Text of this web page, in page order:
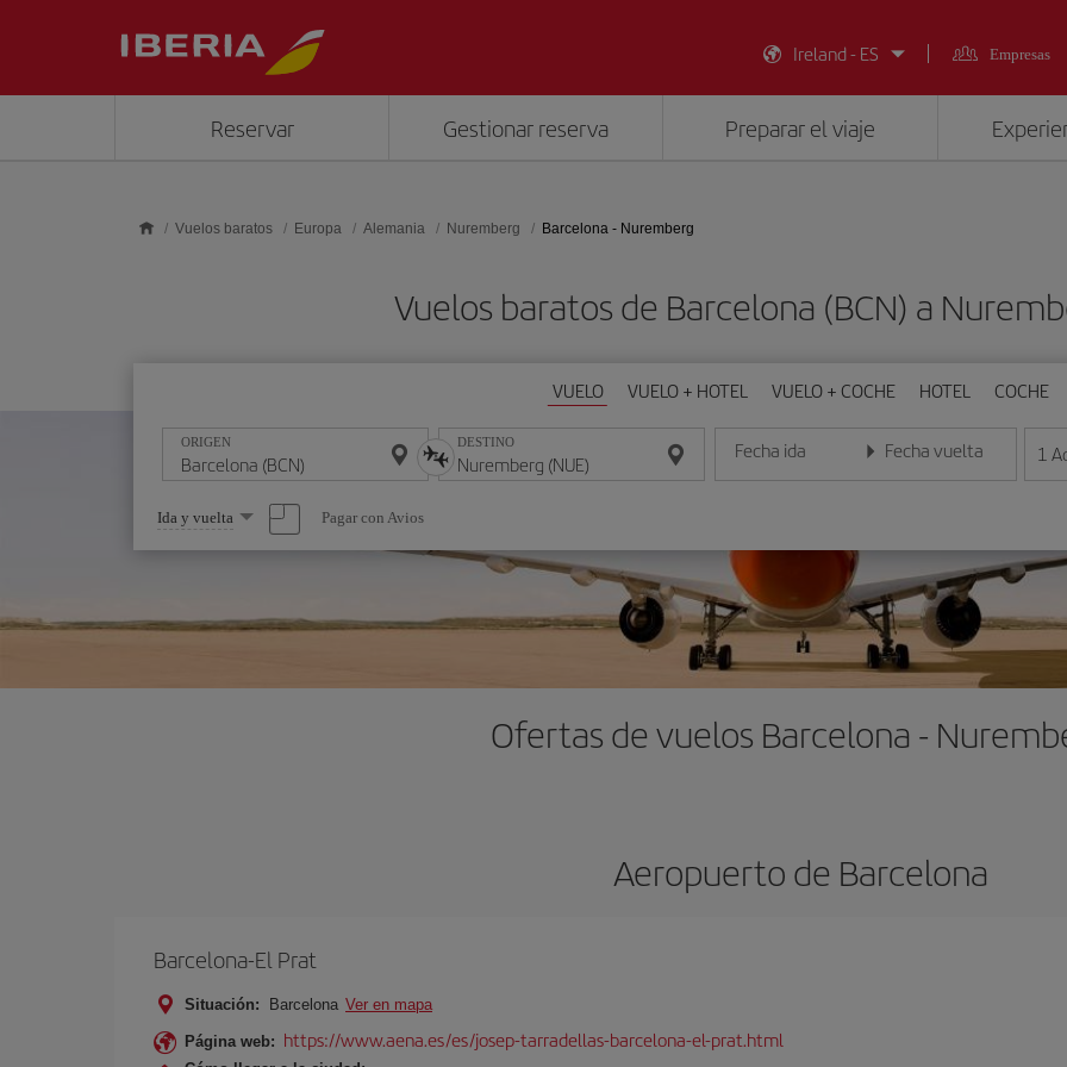
Ireland - ES
Empresas
Reservar Gestionar reserva Preparar el viaje
Vuelos baratos Europa Alemania Nuremberg Barcelona - Nuremberg
Vuelos baratos de Barcelona (BCN) a
VUELO VUELO + HOTEL VUELO + COCHE HOTEL COCHE
ORIGEN DESTINO Fecha ida
Introduce la fecha en formato día/mes/año
Fecha vuelta
Introduce la fecha en 1
Seleccione
una
opción
Ida y vuelta Pagar con Avios
Ofertas de vuelos Barcelona -
Aeropuerto de Barcelona
Barcelona-El Prat
Situación: Barcelona Ver en mapa
Página web: https://www.aena.es/es/josep-tarradellas-barcelona-el-prat.html